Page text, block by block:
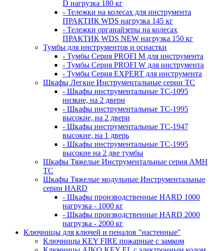
D нагрузка 180 кг
- Тележки на колесах для инструмента
ПРАКТИК WDS нагрузка 145 кг
- Тележки органайзеры на колесах
ПРАКТИК WDS NEW нагрузка 150 кг
Тумбы для инструментов и оснастки
- Тумбы Серия PROFI M для инструмента
- Тумбы Серия PROFI W для инструмента
- Тумбы Серия EXPERT для инструмента
Шкафы Легкие Инструментальные серии ТС
- Шкафы инструментальные TC-1095
низкие, на 2 двери
- Шкафы инструментальные TC-1995
высокие, на 2 двери
- Шкафы инструментальные ТС-1947
высокие, на 1 дверь
- Шкафы инструментальные ТС-1995
высокие на 2 две тумбы
Шкафы Тяжелые Инструментальные серия AMH
TC
Шкафы Тяжелые модульные Инструментальные
серии HARD
- Шкафы производственные HARD 1000
нагрузка - 1000 кг
- Шкафы производственные HARD 2000
нагрузка - 2000 кг
Ключницы для ключей и пеналов "настенные"
Ключницы KEY FIRE пожарные с замком